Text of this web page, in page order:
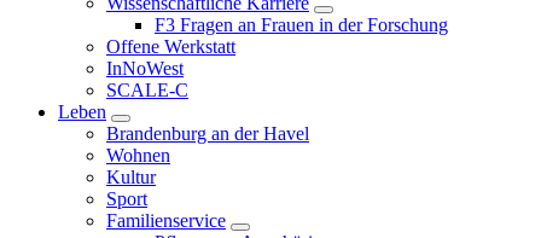
F3 Fragen an Frauen in der Forschung
Offene Werkstatt
InNoWest
SCALE-C
Leben
Brandenburg an der Havel
Wohnen
Kultur
Sport
Familienservice